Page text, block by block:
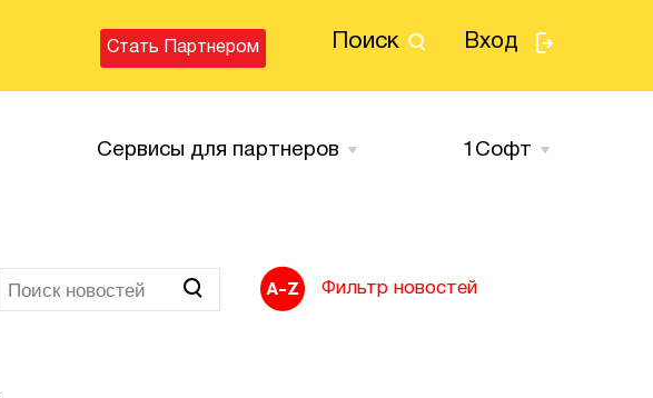
Поиск Вход
Стать Партнером
Сервисы для партнеров 1Cофт
Фильтр новостей